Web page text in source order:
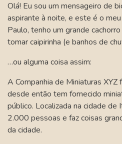
Olá! Eu sou um mensageiro de
aspirante à noite, e este é o
Paulo, tenho um grande
tomar caipirinha (e banhos de
…ou alguma coisa assim:
A Companhia de Miniaturas
desde então tem fornecido
público. Localizada na cidade de
2.000 pessoas e faz coisas
da cidade.